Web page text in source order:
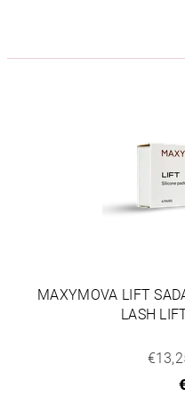
MAXYMOVA LIFT
LASH